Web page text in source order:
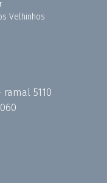
Velhinhos
ramal 5110